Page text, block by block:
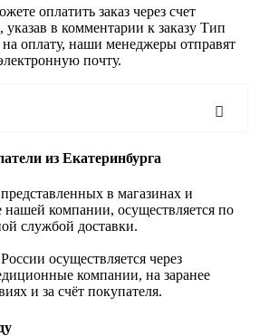
оплатить заказ через счет
указав в комментарии к заказу Тип
оплату, наши менеджеры отправят
почту.
из Екатеринбурга
в магазинах и
нашей компании, осуществляется по
службой доставки.
осуществляется через
компании, на заранее
и за счёт покупателя.